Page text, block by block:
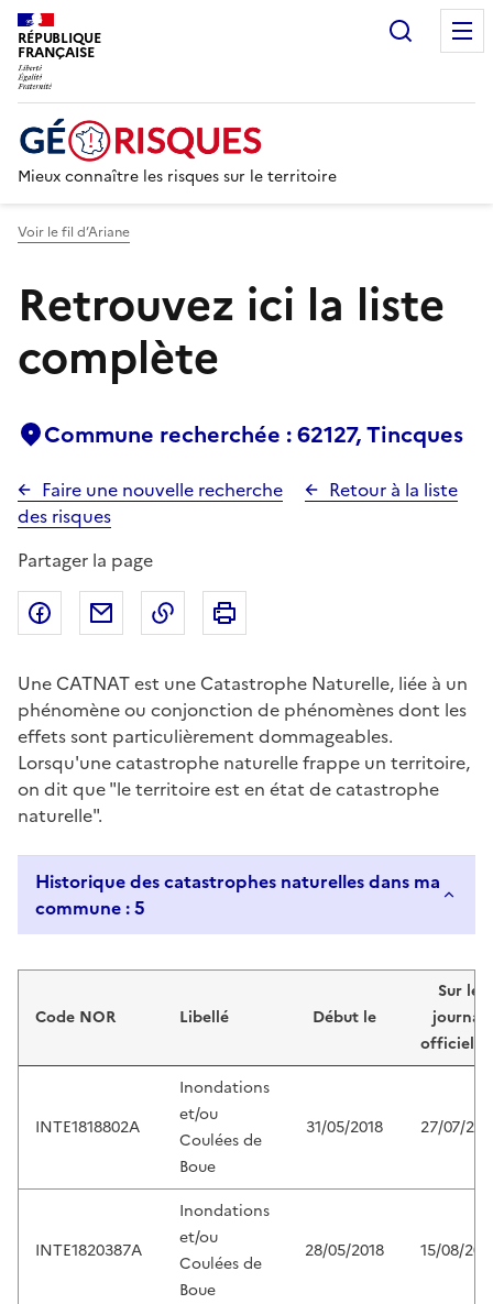
RÉPUBLIQUE
FRANÇAISE
Mieux connaître les risques sur le territoire
Voir le fil d’Ariane
Retrouvez ici la liste
complète
Commune recherchée : 62127, Tincques
Faire une nouvelle recherche
Retour à la liste
des risques
Partager la page
Partager sur Facebook
Partager par emailCopier dans le presse-papier
Une CATNAT est une Catastrophe Naturelle, liée à un
phénomène ou conjonction de phénomènes dont les
effets sont particulièrement dommageables.
Lorsqu'une catastrophe naturelle frappe un territoire,
on dit que "le territoire est en état de catastrophe
naturelle".
Historique des catastrophes naturelles dans ma
commune : 5
Code NOR Libellé Début le
Sur le
journal
officiel
INTE1818802A
Inondations
et/ou
Coulées de
Boue
31/05/2018 27/07/
INTE1820387A
Inondations
et/ou
Coulées de
Boue
28/05/2018 15/08/